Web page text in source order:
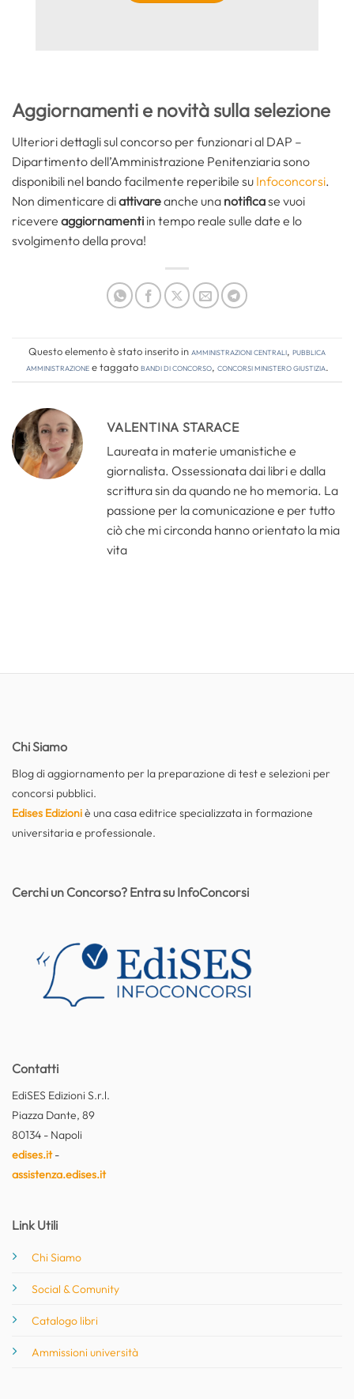
Aggiornamenti e novità sulla selezione
Ulteriori dettagli sul concorso per funzionari al DAP –
Dipartimento dell’Amministrazione Penitenziaria sono
disponibili nel bando facilmente reperibile su Infoconcorsi.
Non dimenticare diattivareanche una notificase vuoi
ricevere aggiornamenti in tempo reale sulle date e lo
svolgimento della prova!
Questo elemento è stato inserito inAmministrazioni Centrali, Pubblica
amministrazionee taggatobandi di concorso, concorsi ministero giustizia.
VALENTINA STARACE
Laureata in materie umanistiche e
giornalista. Ossessionata dai libri e dalla
scrittura sin da quando ne ho memoria. La
passione per la comunicazione e per tutto
ciò che mi circonda hanno orientato la mia
vita
Chi Siamo
Blog di aggiornamento per la preparazione di test e selezioni per
concorsi pubblici.
Edises Edizioniè una casa editrice specializzata in formazione
universitaria e professionale.
Contatti
EdiSES Edizioni S.r.l.
Piazza Dante, 89
80134 - Napoli
edises.it-
assistenza.edises.it
Link Utili
Chi Siamo
Social & Comunity
Catalogo libri
Ammissioni università
Cerchi un Concorso? Entra su InfoConcorsi